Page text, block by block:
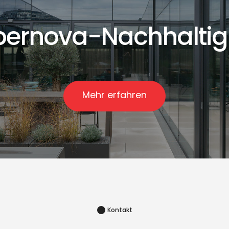
Mehr erfahren
Kontakt